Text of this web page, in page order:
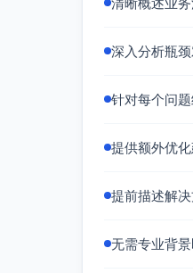
销售
度
定
在
预期结
深入分析瓶
针对每个问
提供额外优
提前描述解
无需专业背